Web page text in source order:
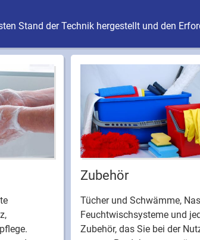
Stand der Technik hergestellt und den
Zubehör
Tücher und Schwämme,
Feuchtwischsysteme und
Zubehör, das Sie bei der